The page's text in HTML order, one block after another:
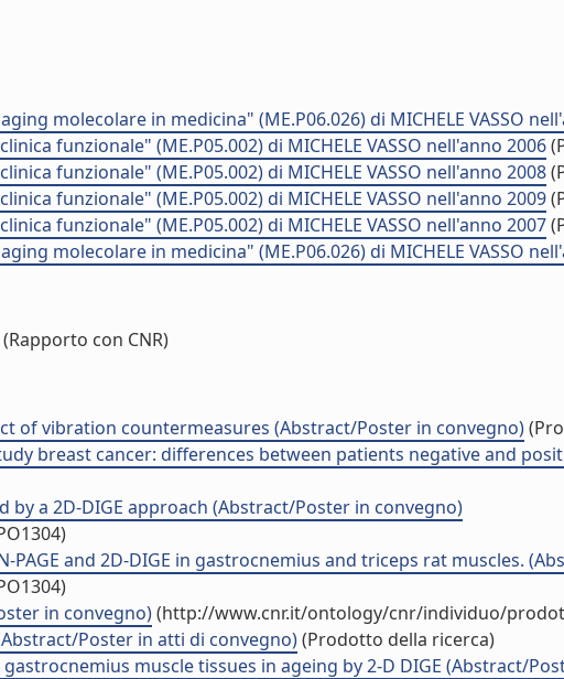
molecolare in medicina" (ME.P06.026) di MICHELE VASSO
funzionale" (ME.P05.002) di MICHELE VASSO nell'anno 2006
funzionale" (ME.P05.002) di MICHELE VASSO nell'anno 2008
funzionale" (ME.P05.002) di MICHELE VASSO nell'anno 2009
funzionale" (ME.P05.002) di MICHELE VASSO nell'anno 2007
molecolare in medicina" (ME.P06.026) di MICHELE VASSO
(Rapporto con CNR)
of vibration countermeasures (Abstract/Poster in convegno)
breast cancer: differences between patients negative and
a 2D-DIGE approach (Abstract/Poster in convegno)
and 2D-DIGE in gastrocnemius and triceps rat muscles.
in convegno)(http://www.cnr.it/ontology/cnr/individuo/
Poster in atti di convegno)(Prodotto della ricerca)
muscle tissues in ageing by 2-D DIGE (Abstract/